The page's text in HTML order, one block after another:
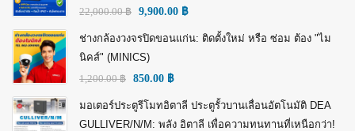
22,000.00฿ 9,900.00 ฿
ช่างกล้องวงจรปิดขอนแก่น: ติดตั้งใหม่ หรือ ซ่อม ต้อง "ไม
นิคส์" (MINICS)
1,200.00฿ 850.00 ฿
มอเตอร์ประตูรีโมทอิตาลี ประตูรั้วบานเลื่อนอัตโนมัติ DEA
GULLIVER/N/M: พลัง อิตาลี เพื่อความทนทานที่เหนือกว่า!